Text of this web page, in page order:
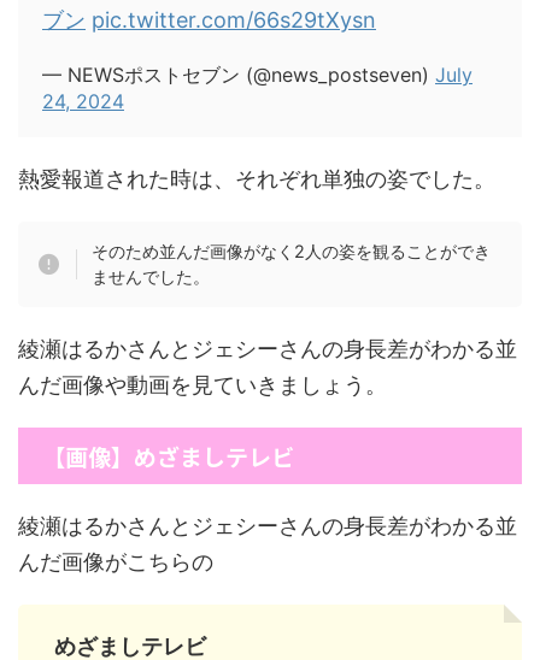
ブン pic.twitter.com/66s29tXysn
— NEWSポストセブン (@news_postseven) July
24, 2024
熱愛報道された時は、それぞれ単独の姿でした。
そのため並んだ画像がなく2人の姿を観ることができ
ませんでした。
綾瀬はるかさんとジェシーさんの身長差がわかる並
んだ画像や動画を見ていきましょう。
【画像】めざましテレビ
綾瀬はるかさんとジェシーさんの身長差がわかる並
んだ画像がこちらの
めざましテレビ